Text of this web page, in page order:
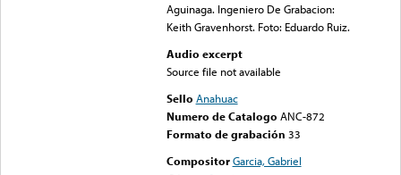
Aguinaga. Ingeniero De Grabacion:
Keith Gravenhorst. Foto: Eduardo Ruiz.
Audio excerpt
Source file not available
Sello Anahuac
Numero de Catalogo ANC-872
Formato de grabación 33
Compositor Garcia, Gabriel